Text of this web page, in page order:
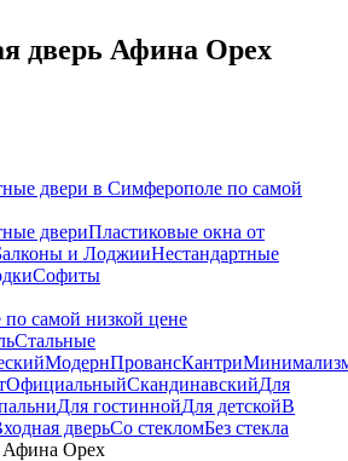
дверь Афина Орех
двери в Симферополе по самой
двериПластиковые окна от
и ЛоджииНестандартные
Софиты
самой низкой цене
Стальные
МодернПровансКантри
ОфициальныйСкандинавскийДля
Для гостиннойДля детскойВ
дверьСо стекломБез стекла
Афина Орех